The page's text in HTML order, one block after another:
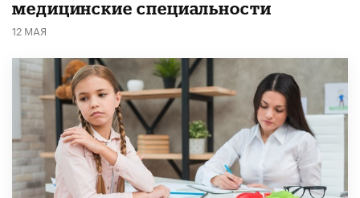
медицинские специальности
12 МАЯ